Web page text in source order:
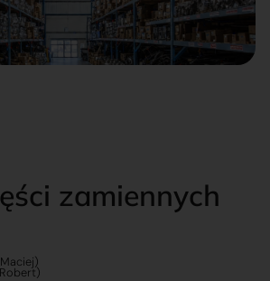
zamiennych